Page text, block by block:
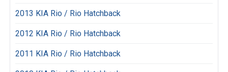
2013 KIA Rio / Rio Hatchback
2012 KIA Rio / Rio Hatchback
2011 KIA Rio / Rio Hatchback